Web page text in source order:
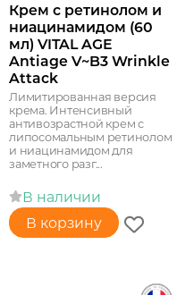
Крем с ретинолом и
ниацинамидом (60
мл) VITAL AGE
Antiage V~B3 Wrinkle
Attack
Лимитированная версия
крема. Интенсивный
антивозрастной крем с
липосомальным ретинолом
и ниацинамидом для
заметного разг...
В наличии
В корзину